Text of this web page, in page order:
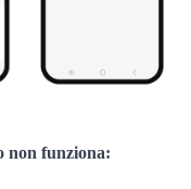
non funziona: